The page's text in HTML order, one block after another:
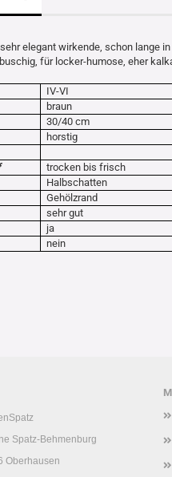
elegant wirkende, schon lange
für locker-humose, eher
IV-VI
braun
30/40 cm
horstig
trocken bis frisch
Halbschatten
Gehölzrand
sehr gut
ja
nein
Spatz-Behmenburg
Oberhausen